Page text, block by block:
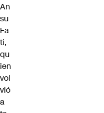
An
su
Fa
ti,
qu
ien
vol
vió
a